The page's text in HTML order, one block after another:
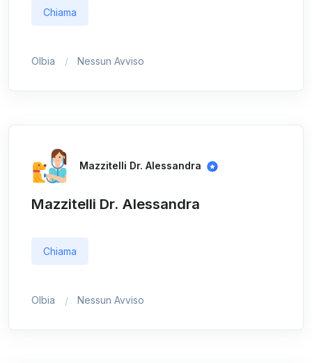
Chiama
Olbia Nessun Avviso
Mazzitelli Dr. Alessandra
Mazzitelli Dr. Alessandra
Chiama
Olbia Nessun Avviso